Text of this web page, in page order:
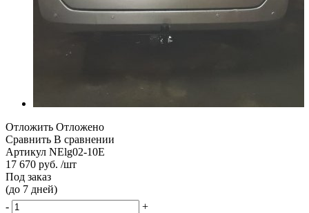
Отложить Отложено
Сравнить В сравнении
Артикул NElg02-10E
17 670 руб. /шт
Под заказ
(до 7 дней)
-
+